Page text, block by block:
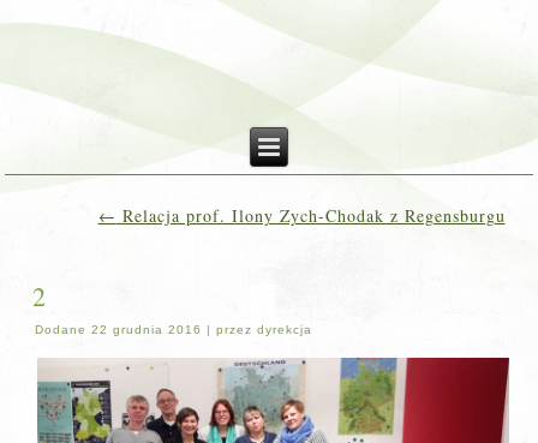
← Relacja prof. Ilony Zych-Chodak z Regensburgu
2
Dodane 22 grudnia 2016 |przez dyrekcja